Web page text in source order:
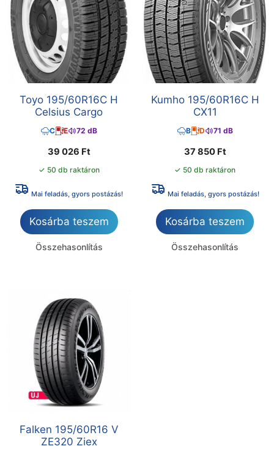
Toyo 195/60R16C H
Celsius Cargo
C E 72 dB
39 026 Ft
✓ 50 db raktáron
Mai feladás, gyors postázás!
Kosárba teszem
Összehasonlítás
Kumho 195/60R16C H
CX11
B D 71 dB
37 850 Ft
✓ 50 db raktáron
Mai feladás, gyors postázás!
Kosárba teszem
Összehasonlítás
Falken 195/60R16 V
ZE320 Ziex